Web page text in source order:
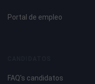
Portal de empleo
FAQ's candidatos